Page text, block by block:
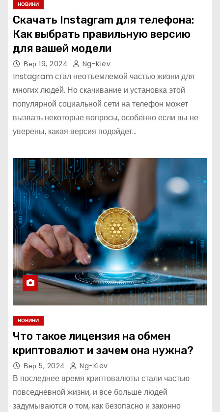
НОВИНИ
Скачать Instagram для телефона:
Как выбрать правильную версию
для вашей модели
Вер 19, 2024 Ng-Kiev
Instagram стал неотъемлемой частью жизни для
многих людей. Но скачивание и установка этой
популярной социальной сети на телефон может
вызвать некоторые вопросы, особенно если вы не
уверены, какая версия подойдет…
НОВИНИ
Что такое лицензия на обмен
криптовалют и зачем она нужна?
Вер 5, 2024 Ng-Kiev
В последнее время криптовалюты стали частью
повседневной жизни, и все больше людей
задумываются о том, как безопасно и законно